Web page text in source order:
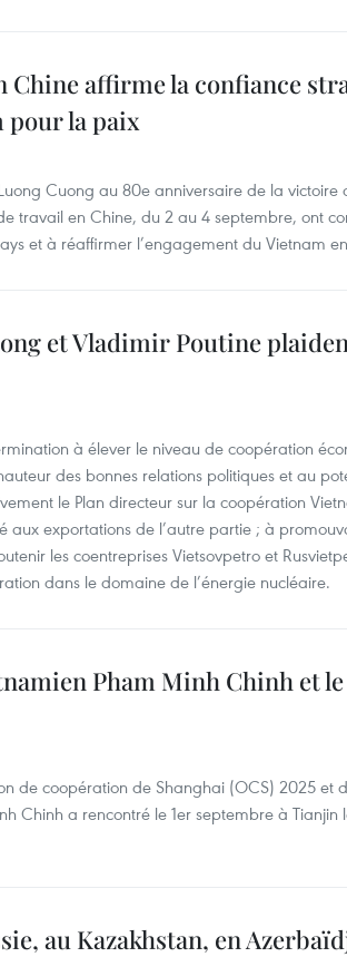
Chine affirme la confiance
pour la paix
Cuong au 80e anniversaire de la victoire
travail en Chine, du 2 au 4 septembre, ont
et à réaffirmer l’engagement du Vietnam
et Vladimir Poutine
à élever le niveau de coopération
des bonnes relations politiques et au
le Plan directeur sur la coopération
exportations de l’autre partie ; à
les coentreprises Vietsovpetro et
dans le domaine de l’énergie nucléaire.
Pham Minh Chinh et
de coopération de Shanghai (OCS) 2025 et
Chinh a rencontré le 1er septembre à Tianjin
au Kazakhstan, en